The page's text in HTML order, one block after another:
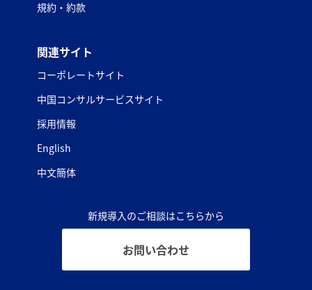
規約・約款
関連サイト
コーポレートサイト
中国コンサルサービスサイト
採用情報
English
中文簡体
新規導入のご相談はこちらから
お問い合わせ